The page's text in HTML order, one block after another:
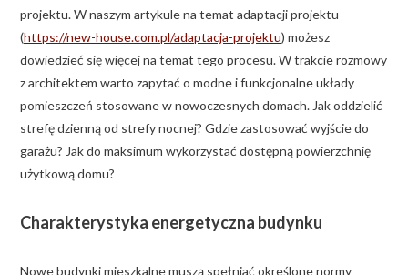
projektu. W naszym artykule na temat adaptacji projektu
(https://new-house.com.pl/adaptacja-projektu) możesz
dowiedzieć się więcej na temat tego procesu. W trakcie rozmowy
z architektem warto zapytać o modne i funkcjonalne układy
pomieszczeń stosowane w nowoczesnych domach. Jak oddzielić
strefę dzienną od strefy nocnej? Gdzie zastosować wyjście do
garażu? Jak do maksimum wykorzystać dostępną powierzchnię
użytkową domu?
Charakterystyka energetyczna budynku
Nowe budynki mieszkalne muszą spełniać określone normy